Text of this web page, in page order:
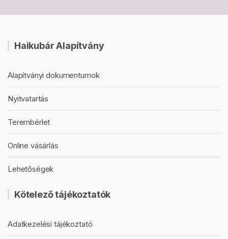
Haikubár Alapítvány
Alapítványi dokumentumok
Nyitvatartás
Terembérlet
Online vásárlás
Lehetőségek
Kötelező tájékoztatók
Adatkezelési tájékoztató